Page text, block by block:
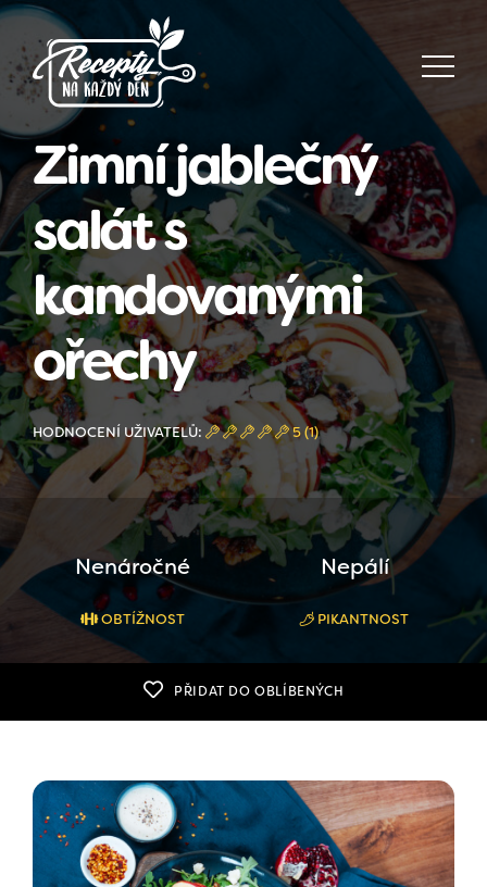
Zimní jablečný
salát s
kandovanými
ořechy
HODNOCENÍ UŽIVATELŮ: 5 (1)
Nenáročné
OBTÍŽNOST
Nepálí
PIKANTNOST
PŘIDAT DO OBLÍBENÝCH